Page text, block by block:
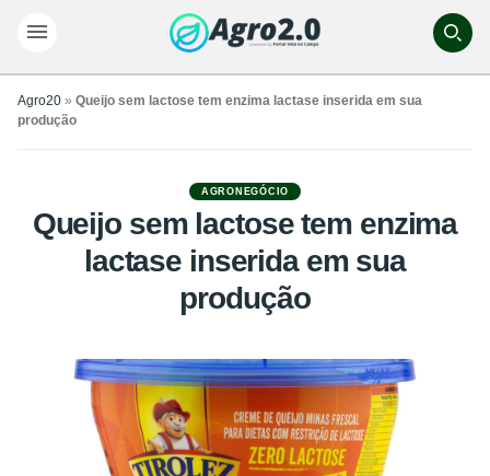
Agro20 » Queijo sem lactose tem enzima lactase inserida em sua
produção
AGRONEGÓCIO
Queijo sem lactose tem enzima
lactase inserida em sua
produção